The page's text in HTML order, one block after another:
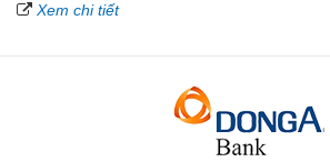
Xem chi tiết